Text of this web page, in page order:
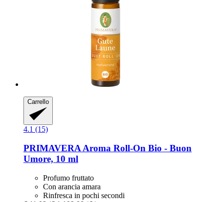
Carrello
4.1 (15)
PRIMAVERA Aroma Roll-​On Bio -​ Buon
Umore, 10 ml
Profumo fruttato
Con arancia amara
Rinfresca in pochi secondi